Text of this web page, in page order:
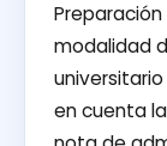
modalidad
en cuenta